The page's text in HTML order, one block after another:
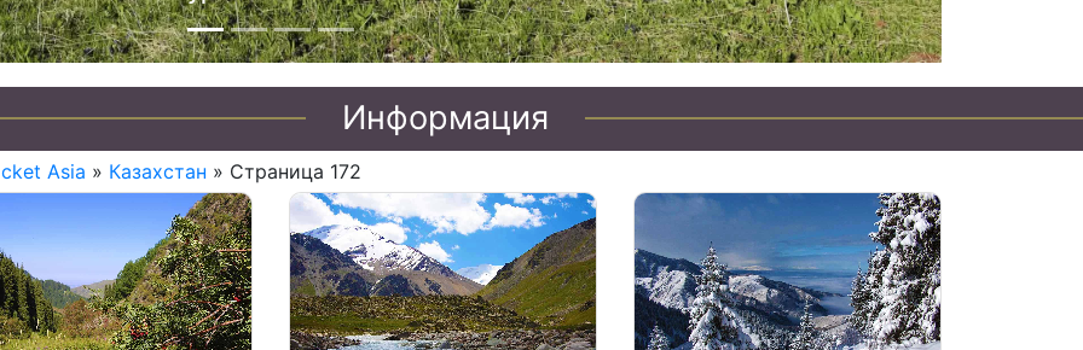
Информация
Asia » Казахстан » Страница 172